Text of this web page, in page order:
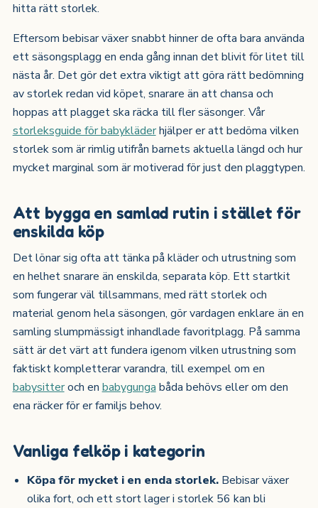
hitta rätt storlek.
Eftersom bebisar växer snabbt hinner de ofta bara använda
ett säsongsplagg en enda gång innan det blivit för litet till
nästa år. Det gör det extra viktigt att göra rätt bedömning
av storlek redan vid köpet, snarare än att chansa och
hoppas att plagget ska räcka till fler säsonger. Vår
storleksguide för babykläderhjälper er att bedöma vilken
storlek som är rimlig utifrån barnets aktuella längd och hur
mycket marginal som är motiverad för just den plaggtypen.
Att bygga en samlad rutin i stället för
enskilda köp
Det lönar sig ofta att tänka på kläder och utrustning som
en helhet snarare än enskilda, separata köp. Ett startkit
som fungerar väl tillsammans, med rätt storlek och
material genom hela säsongen, gör vardagen enklare än en
samling slumpmässigt inhandlade favoritplagg. På samma
sätt är det värt att fundera igenom vilken utrustning som
faktiskt kompletterar varandra, till exempel om en
babysitteroch en babygunga båda behövs eller om den
ena räcker för er familjs behov.
Vanliga felköp i kategorin
Köpa för mycket i en enda storlek. Bebisar växer
olika fort, och ett stort lager i storlek 56 kan bli